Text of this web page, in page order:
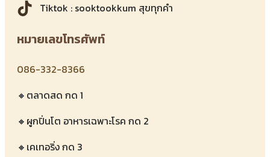
Tiktok : sooktookkum สุขทุกคำ
หมายเลขโทรศัพท์
086-332-8366
🔸ตลาดสด กด 1
🔸ผูกปิ่นโต อาหารเฉพาะโรค กด 2
🔸เคเทอริ่ง กด 3